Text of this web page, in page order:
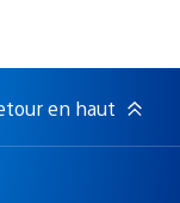
en haut